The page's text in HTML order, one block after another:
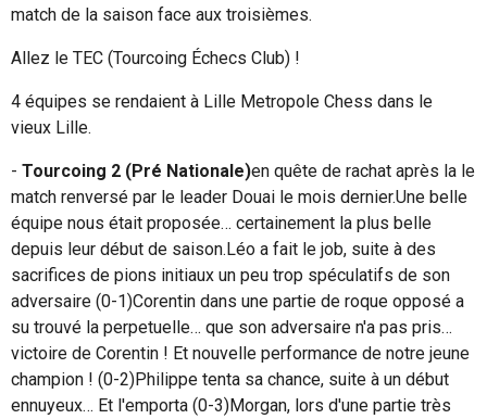
match de la saison face aux troisièmes.
Allez le TEC (Tourcoing Échecs Club) !
4 équipes se rendaient à Lille Metropole Chess dans le
vieux Lille.
- Tourcoing 2 (Pré Nationale)en quête de rachat après la le
match renversé par le leader Douai le mois dernier.Une belle
équipe nous était proposée… certainement la plus belle
depuis leur début de saison.Léo a fait le job, suite à des
sacrifices de pions initiaux un peu trop spéculatifs de son
adversaire (0-1)Corentin dans une partie de roque opposé a
su trouvé la perpetuelle… que son adversaire n'a pas pris…
victoire de Corentin ! Et nouvelle performance de notre jeune
champion ! (0-2)Philippe tenta sa chance, suite à un début
ennuyeux… Et l'emporta (0-3)Morgan, lors d'une partie très